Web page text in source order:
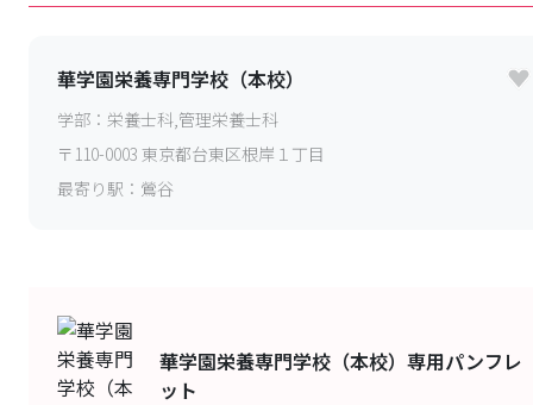
華学園栄養専門学校（本校）
学部： 栄養士科,管理栄養士科
〒 110-0003 東京都台東区根岸１丁目
最寄り駅： 鶯谷
華学園栄養専門学校（本校） 専用パンフレ
ット